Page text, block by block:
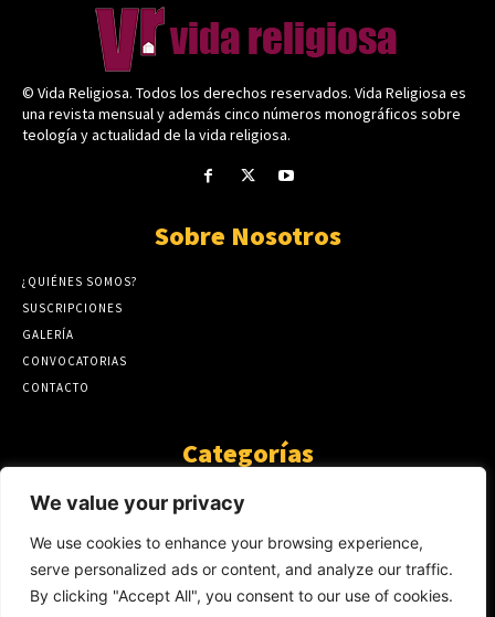
We value your privacy
We use cookies to enhance your browsing experience,
serve personalized ads or content, and analyze our traffic.
By clicking "Accept All", you consent to our use of cookies.
© Vida Religiosa. Todos los derechos reservados. Vida Religiosa es
una revista mensual y además cinco números monográficos sobre
teología y actualidad de la vida religiosa.
Sobre Nosotros
¿QUIÉNES SOMOS?
SUSCRIPCIONES
GALERÍA
CONVOCATORIAS
CONTACTO
Categorías
ARTÍCULOS
GUANTE DE SEDA
AL CALOR DE LA PALABRA
Y YO QUE SÉ
423
NOTICIAS
234